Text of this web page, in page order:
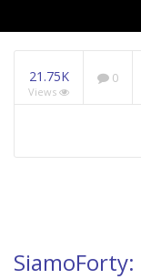
21.75K
Views
0